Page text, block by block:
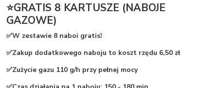
⭐GRATIS 8 KARTUSZE (NABOJE
GAZOWE)
✅W zestawie 8 naboi gratis!
✅Zakup dodatkowego naboju to koszt rzędu 6,50 zł
✅Zużycie gazu 110 g/h przy pełnej mocy